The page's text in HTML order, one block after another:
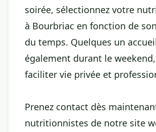
soirée, sélectionnez votre
à Bourbriac en fonction de
du temps. Quelques un
également durant le
faciliter vie privée et
Prenez contact dès
nutritionnistes de notre site